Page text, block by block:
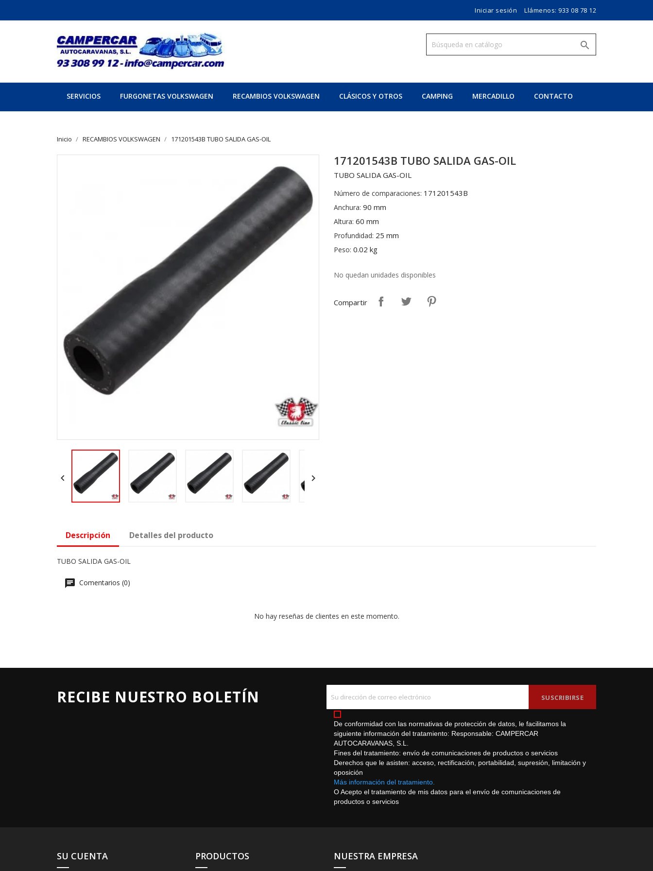
Iniciar sesión Llámenos: 933 08 78 12

SERVICIOS FURGONETAS VOLKSWAGEN RECAMBIOS VOLKSWAGEN CLÁSICOS Y OTROS CAMPING MERCADILLO CONTACTO
Inicio RECAMBIOS VOLKSWAGEN 171201543B TUBO SALIDA GAS-OIL
 
171201543B TUBO SALIDA GAS-OIL
TUBO SALIDA GAS-OIL
Número de comparaciones: 171201543B
Anchura: 90 mm
Altura: 60 mm
Profundidad: 25 mm
Peso: 0.02 kg
No quedan unidades disponibles
Compartir
Descripción Detalles del producto
TUBO SALIDA GAS-OIL
Comentarios (0)
No hay reseñas de clientes en este momento.
RECIBE NUESTRO BOLETÍN
De conformidad con las normativas de protección de datos, le facilitamos la
siguiente información del tratamiento: Responsable: CAMPERCAR
AUTOCARAVANAS, S.L.
Fines del tratamiento: envío de comunicaciones de productos o servicios
Derechos que le asisten: acceso, rectificación, portabilidad, supresión, limitación y
oposición
Más información del tratamiento.
O Acepto el tratamiento de mis datos para el envío de comunicaciones de
productos o servicios
SU CUENTA PRODUCTOS NUESTRA EMPRESA